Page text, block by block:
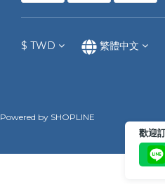
$ TWD 繁體中文
Powered by SHOPLINE